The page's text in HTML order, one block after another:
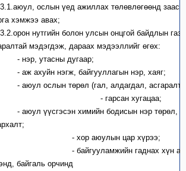
ослын үед ажиллах төлөвлөгөөнд
хэмжээ авах;
нутгийн болон улсын онцгой байдлын
мэдэгдэж, дараах мэдээллийг өгөх:
нэр, утасны дугаар;
аж ахуйн нэгж, байгууллагын нэр, хаяг;
аюул ослын төрөл (гал, алдагдал, асгаралт
гарсан хугацаа;
аюул үүсгэсэн химийн бодисын нэр төрөл,
хор аюулын цар хүрээ;
байгууламжийн гаднах хүн амын
байгаль орчинд